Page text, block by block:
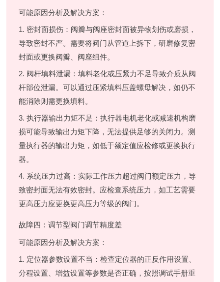
可能原因分析及解决方案：
1. 密封面损伤：阀瓣与阀座密封面被异物划伤或磨损，
导致密封不严。需要将阀门从管道上拆下，研磨修复密
封面或更换阀瓣、阀座组件。
2. 阀杆填料泄漏：填料老化或压紧力不足导致介质从阀
杆部位泄漏。可以通过压紧填料压盖螺母解决，如仍不
能消除则需更换填料。
3. 执行器输出力矩不足：执行器电机老化或减速机构磨
损可能导致输出力矩下降，无法提供足够的关闭力。测
量执行器的输出力矩，如低于额定值应检修或更换执行
器。
4. 系统压力过高：实际工作压力超过阀门额定压力，导
致密封面无法有效密封。应检查系统压力，如工艺需要
更高压力应更换更高压力等级的阀门。
故障四：调节型阀门调节精度差
可能原因分析及解决方案：
1. 定位器参数设置不当：检查定位器的正反作用设置、
分程设置、增益设置等参数是否正确，按照调试手册重